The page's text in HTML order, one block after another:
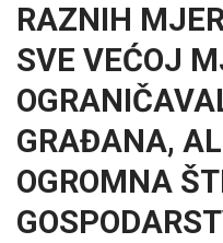
RAZNIH
SVE VEĆOJ
GRAĐANA,
OGROMNA